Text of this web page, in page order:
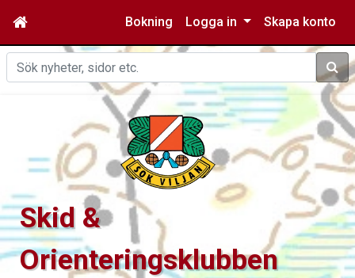
Bokning Logga in Skapa konto
Sök
Skid &
Orienteringsklubben